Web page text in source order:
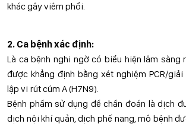
khác gây viêm phổi.
2. Ca bệnh xác định:
Là ca bệnh nghi ngờ có biểu hiện lâm sàng
được khẳng định bằng xét nghiệm PCR/
lập vi rút cúm A (H7N9).
Bệnh phẩm sử dụng để chẩn đoán là dịch
dịch nội khí quản, dịch phế nang, mô bệnh